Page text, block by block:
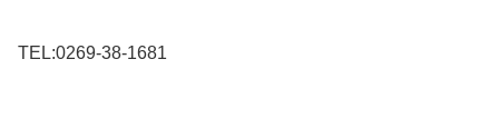
TEL:0269-38-1681